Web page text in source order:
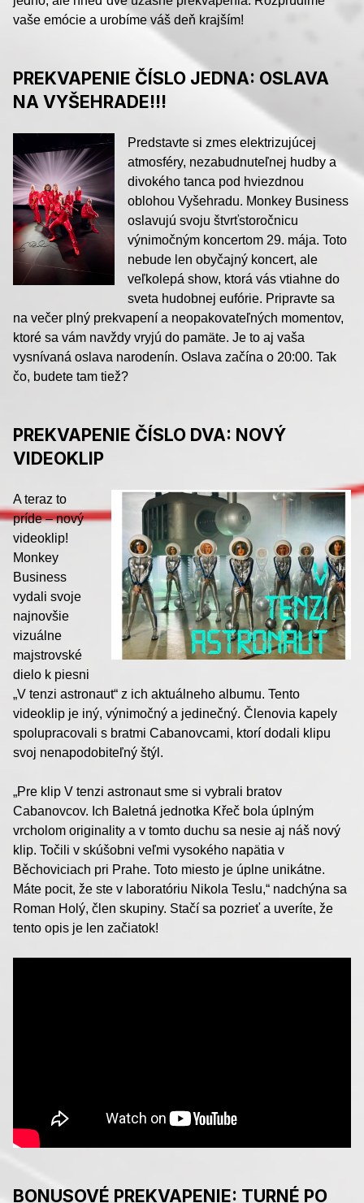
vaše emócie a urobíme váš deň krajším!
PREKVAPENIE ČÍSLO JEDNA: OSLAVA
NA VYŠEHRADE!!!
Predstavte si zmes elektrizujúcej
atmosféry, nezabudnuteľnej hudby a
divokého tanca pod hviezdnou
oblohou Vyšehradu. Monkey Business
oslavujú svoju štvrťstoročnicu
výnimočným koncertom 29. mája. Toto
nebude len obyčajný koncert, ale
veľkolepá show, ktorá vás vtiahne do
sveta hudobnej eufórie. Pripravte sa
na večer plný prekvapení a neopakovateľných momentov,
ktoré sa vám navždy vryjú do pamäte. Je to aj vaša
vysnívaná oslava narodenín. Oslava začína o 20:00. Tak
čo, budete tam tiež?
PREKVAPENIE ČÍSLO DVA: NOVÝ
VIDEOKLIP
A teraz to
príde – nový
videoklip!
Monkey
Business
vydali svoje
najnovšie
vizuálne
majstrovské
dielo k piesni
„V tenzi astronaut“ z ich aktuálneho albumu. Tento
videoklip je iný, výnimočný a jedinečný. Členovia kapely
spolupracovali s bratmi Cabanovcami, ktorí dodali klipu
svoj nenapodobiteľný štýl.
„Pre klip V tenzi astronaut sme si vybrali bratov
Cabanovcov. Ich Baletná jednotka Křeč bola úplným
vrcholom originality a v tomto duchu sa nesie aj náš nový
klip. Točili v skúšobni veľmi vysokého napätia v
Běchoviciach pri Prahe. Toto miesto je úplne unikátne.
Máte pocit, že ste v laboratóriu Nikola Teslu,“ nadchýna sa
Roman Holý, člen skupiny. Stačí sa pozrieť a uveríte, že
tento opis je len začiatok!
BONUSOVÉ PREKVAPENIE: TURNÉ PO